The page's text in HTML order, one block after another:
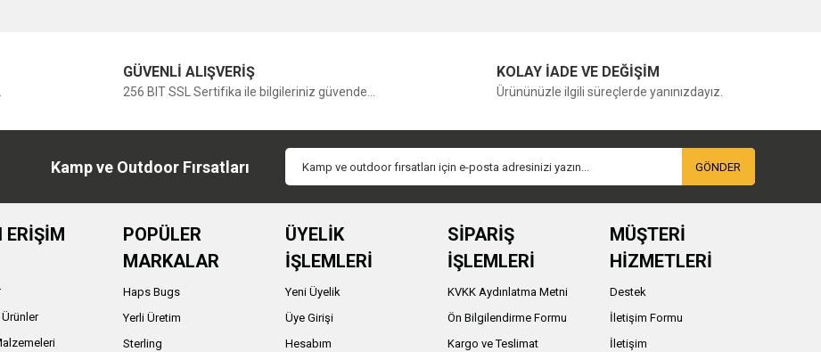
GÜVENLİ ALIŞVERİŞ
256 BIT SSL Sertifika ile bilgileriniz güvende...
KOLAY İADE VE DEĞİŞİM
Ürününüzle ilgili süreçlerde yanınızdayız.
Kamp ve Outdoor Fırsatları GÖNDER
ERİŞİM
POPÜLER
MARKALAR
Haps Bugs
Yerli Üretim
Sterling
ÜYELİK
İŞLEMLERİ
Yeni Üyelik
Üye Girişi
Hesabım
SİPARİŞ
İŞLEMLERİ
KVKK Aydınlatma Metni
Ön Bilgilendirme Formu
Kargo ve Teslimat
MÜŞTERİ
HİZMETLERİ
Destek
İletişim Formu
İletişim